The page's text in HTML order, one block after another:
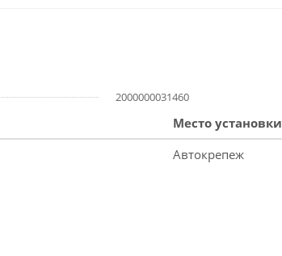
2000000031460
Место установки
Автокрепеж